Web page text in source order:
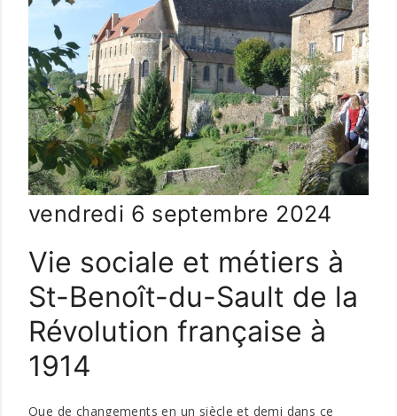
vendredi 6 septembre 2024
Vie sociale et métiers à
St-Benoît-du-Sault de la
Révolution française à
1914
Que de changements en un siècle et demi dans ce